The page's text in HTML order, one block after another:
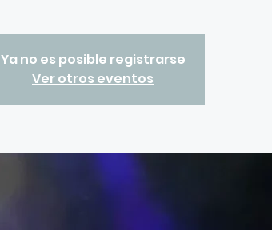
Ya no es posible registrarse
Ver otros eventos